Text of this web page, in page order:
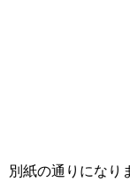
別紙の通りにな